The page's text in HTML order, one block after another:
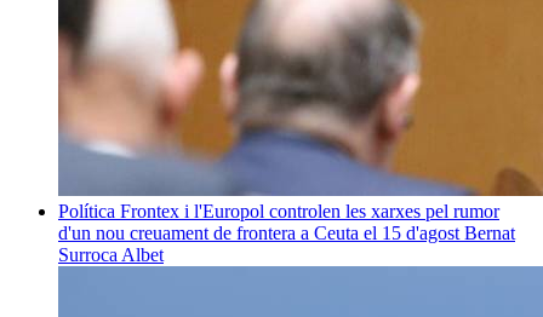
Política Frontex i l'Europol controlen les xarxes pel rumor
d'un nou creuament de frontera a Ceuta el 15 d'agost Bernat
Surroca Albet